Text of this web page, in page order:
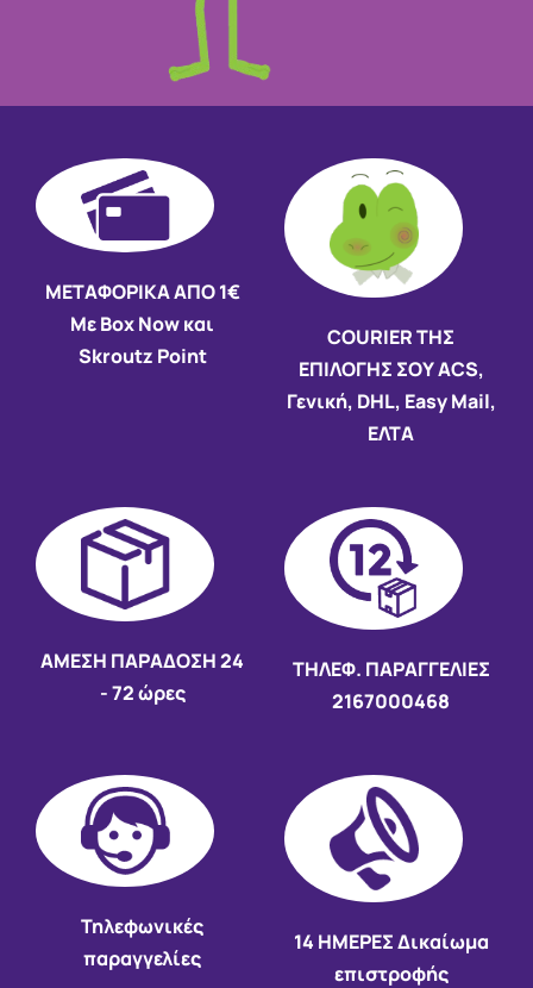
ΜΕΤΑΦΟΡΙΚΑ ΑΠΟ 1€
Με Box Now και
Skroutz Point
COURIER ΤΗΣ
ΕΠΙΛΟΓΗΣ ΣΟΥ ACS,
Γενική, DHL, Easy Mail,
ΕΛΤΑ
AMEΣΗ ΠΑΡΑΔΟΣΗ24
- 72 ώρες
ΤΗΛΕΦ. ΠΑΡΑΓΓΕΛΙΕΣ
2167000468
Τηλεφωνικές
παραγγελίες
14 HMEΡΕΣ Δικαίωμα
επιστροφής